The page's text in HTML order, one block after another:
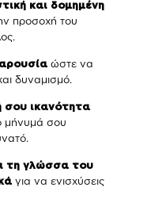
και δομημένη
προσοχή του
ώστε να
δυναμισμό.
σου ικανότητα
μήνυμά σου
τη γλώσσα του
για να ενισχύσεις